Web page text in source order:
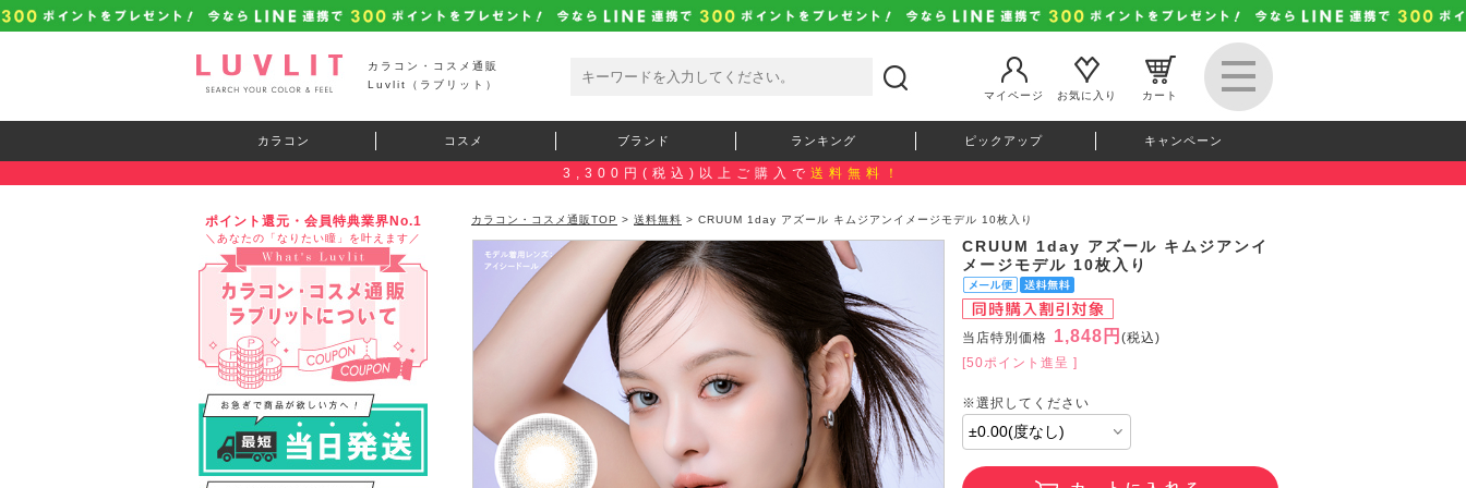
カラコン・コスメ通販
Luvlit（ラブリット）
マイページ
お気に入り カート
カラコン コスメ ブランド ランキング ピックアップ キャンペーン
3,300円(税込)以上ご購入で 送料無料！
ポイント還元・会員特典業界No.1
＼あなたの「なりたい瞳」を叶えます／
カラコン・コスメ通販TOP > 送料無料 > CRUUM 1day アズール キムジアンイメージモデル 10枚入り
CRUUM 1day アズール キムジアンイ
メージモデル 10枚入り
当店特別価格 1,848円 (税込)
[50ポイント進呈 ]